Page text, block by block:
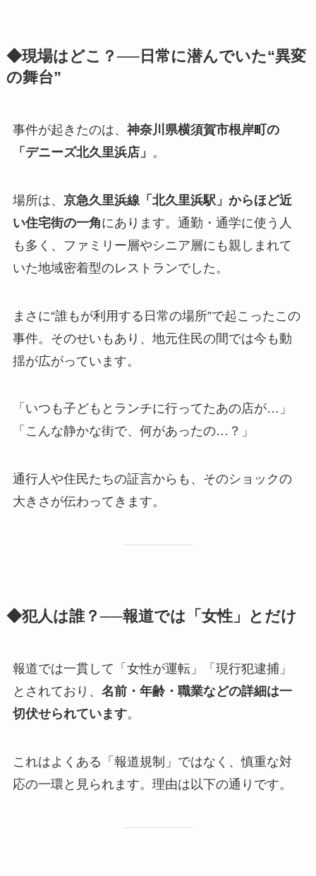
◆現場はどこ？──日常に潜んでいた“異変
の舞台”
事件が起きたのは、 神奈川県横須賀市根岸町の
「デニーズ北久里浜店」 。
場所は、 京急久里浜線「北久里浜駅」からほど近
い住宅街の一角にあります。通勤・通学に使う人
も多く、ファミリー層やシニア層にも親しまれて
いた地域密着型のレストランでした。
まさに“誰もが利用する日常の場所”で起こったこの
事件。そのせいもあり、地元住民の間では今も動
揺が広がっています。
「いつも子どもとランチに行ってたあの店が…」
「こんな静かな街で、何があったの…？」
通行人や住民たちの証言からも、そのショックの
大きさが伝わってきます。
◆犯人は誰？──報道では「女性」とだけ
報道では一貫して「女性が運転」「現行犯逮捕」
とされており、 名前・年齢・職業などの詳細は一
切伏せられています。
これはよくある「報道規制」ではなく、慎重な対
応の一環と見られます。理由は以下の通りです。